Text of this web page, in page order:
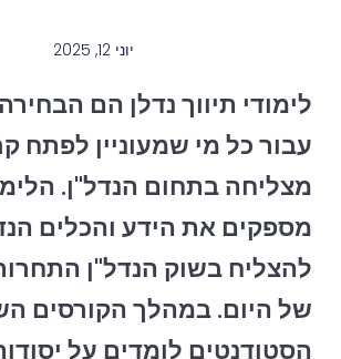
יוני 12, 2025
לימודי תיווך נדלן הם
עבור כל מי שמעוניין לפתח
מצליחה בתחום הנדל"ן.
מספקים את הידע והכלים
להצליח בשוק הנדל"ן
של היום. במהלך הקורסים
הסטודנטים לומדים על